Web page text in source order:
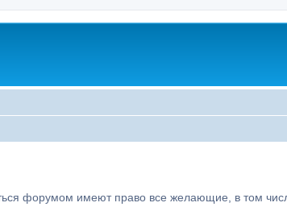
форумом имеют право все желающие, в том